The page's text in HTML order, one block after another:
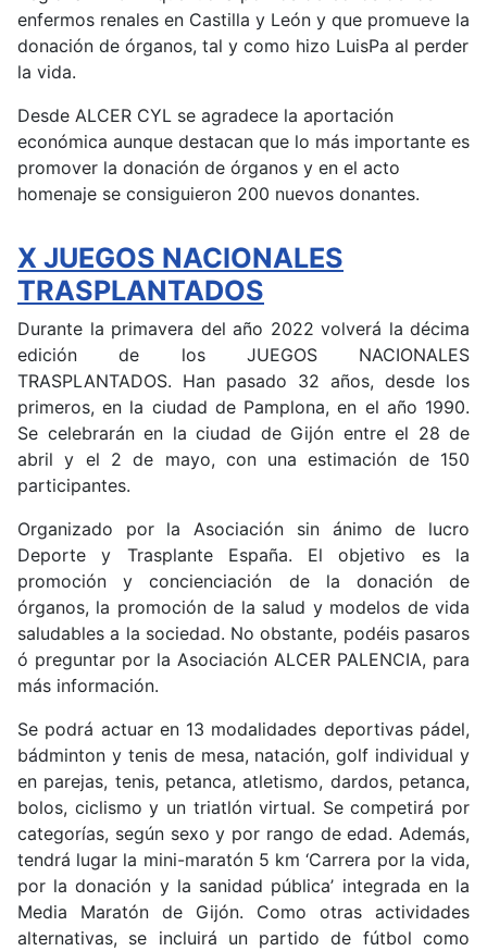
enfermos renales en Castilla y León y que promueve la
donación de órganos, tal y como hizo LuisPa al perder
la vida.
Desde ALCER CYL se agradece la aportación
económica aunque destacan que lo más importante es
promover la donación de órganos y en el acto
homenaje se consiguieron 200 nuevos donantes.
X JUEGOS NACIONALES
TRASPLANTADOS
Durante la primavera del año 2022 volverá la décima
edición de los JUEGOS NACIONALES
TRASPLANTADOS. Han pasado 32 años, desde los
primeros, en la ciudad de Pamplona, en el año 1990.
Se celebrarán en la ciudad de Gijón entre el 28 de
abril y el 2 de mayo, con una estimación de 150
participantes.
Organizado por la Asociación sin ánimo de lucro
Deporte y Trasplante España. El objetivo es la
promoción y concienciación de la donación de
órganos, la promoción de la salud y modelos de vida
saludables a la sociedad. No obstante, podéis pasaros
ó preguntar por la Asociación ALCER PALENCIA, para
más información.
Se podrá actuar en 13 modalidades deportivas pádel,
bádminton y tenis de mesa, natación, golf individual y
en parejas, tenis, petanca, atletismo, dardos, petanca,
bolos, ciclismo y un triatlón virtual. Se competirá por
categorías, según sexo y por rango de edad. Además,
tendrá lugar la mini-maratón 5 km ‘Carrera por la vida,
por la donación y la sanidad pública’ integrada en la
Media Maratón de Gijón. Como otras actividades
alternativas, se incluirá un partido de fútbol como